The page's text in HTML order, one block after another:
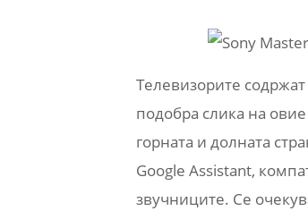
Телевизорите
подобра слика на
горната и долната
Google Assistant,
звучниците. Се